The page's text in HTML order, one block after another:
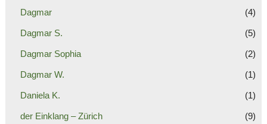
Dagmar (4)
Dagmar S. (5)
Dagmar Sophia (2)
Dagmar W. (1)
Daniela K. (1)
der Einklang – Zürich (9)